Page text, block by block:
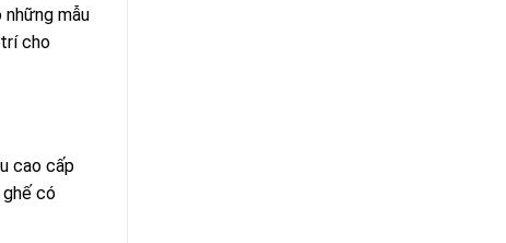
mẫu
trí cho
cao cấp
có